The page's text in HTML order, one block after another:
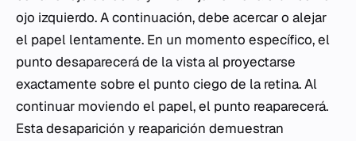
ojo izquierdo. A continuación, debe acercar o alejar
el papel lentamente. En un momento específico, el
punto desaparecerá de la vista al proyectarse
exactamente sobre el punto ciego de la retina. Al
continuar moviendo el papel, el punto reaparecerá.
Esta desaparición y reaparición demuestran